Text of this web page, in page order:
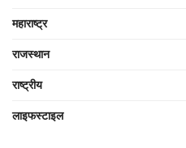
महाराष्ट्र
राजस्थान
राष्ट्रीय
लाइफस्टाइल